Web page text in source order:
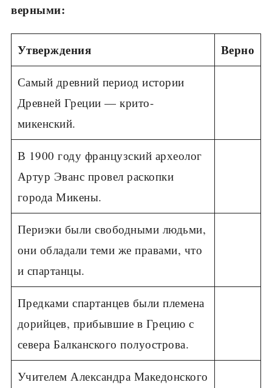
верными:
Утверждения Верно
Самый древний период истории
Древ­ней Греции — крито-
микенский.
В 1900 году французский археолог
Ар­тур Эванс провел раскопки
города Мике­ны.
Периэки были свободными людь­ми,
они обладали теми же правами, что
и спартанцы.
Предками спартанцев были племена
дорийцев, прибывшие в Грецию с
севера Балканского полуострова.
Учителем Александра Македонского